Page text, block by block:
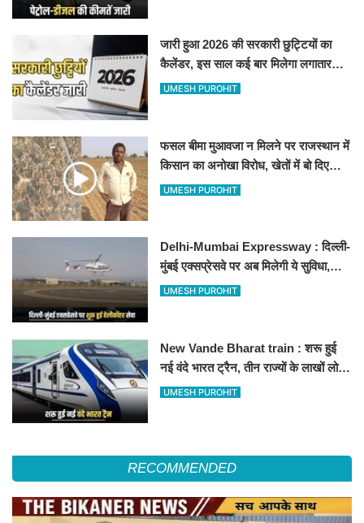
जारी हुआ 2026 की सरकारी छुट्टियों का
कैलेंडर, इस साल कई बार मिलेगा लगातार
अवकाश, देखें
UMESH PUROHIT
फसल बीमा मुआवजा न मिलने पर राजस्थान में
किसान का अनोखा विरोध, खेतों में बो दिए
500-500 रुपए के नोट, वीडियो वायरल
UMESH PUROHIT
Delhi-Mumbai Expressway : दिल्ली-
मुंबई एक्सप्रेसवे पर अब मिलेगी ये सुविधा,
हेलीकॉप्टर सर्विस से तुरंत घायल पहुंचेगा
UMESH PUROHIT
New Vande Bharat train : शरू हुई
नई वंदे भारत ट्रैन, तीन राज्यों के लाखों लोगों
का सफर होगा आसान, देखें पूरा रूटमैप
UMESH PUROHIT
RECOMMENDED